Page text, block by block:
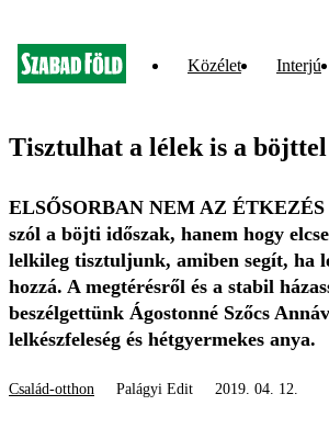
Közélet Interjú
Tisztulhat a lélek is a böjttel
ELSŐSORBAN NEM AZ
szól a böjti időszak, hanem hogy
lelkileg tisztuljunk, amiben segít, ha
hozzá. A megtérésről és a stabil
beszélgettünk Ágostonné Szőcs
lelkészfeleség és hétgyermekes anya.
Család-otthon Palágyi Edit 2019. 04. 12.